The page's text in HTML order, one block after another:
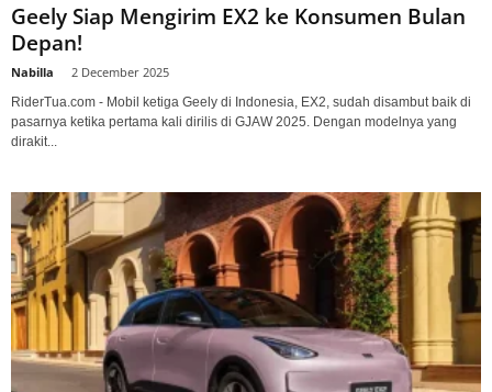
Geely Siap Mengirim EX2 ke Konsumen Bulan
Depan!
Nabilla 2 December 2025
RiderTua.com - Mobil ketiga Geely di Indonesia, EX2, sudah disambut baik di
pasarnya ketika pertama kali dirilis di GJAW 2025. Dengan modelnya yang
dirakit...